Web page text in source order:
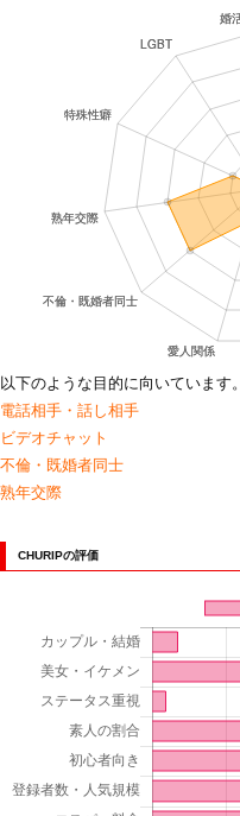
以下のような目的に向いています。
電話相手・話し相手
ビデオチャット
不倫・既婚者同士
熟年交際
CHURIPの評価